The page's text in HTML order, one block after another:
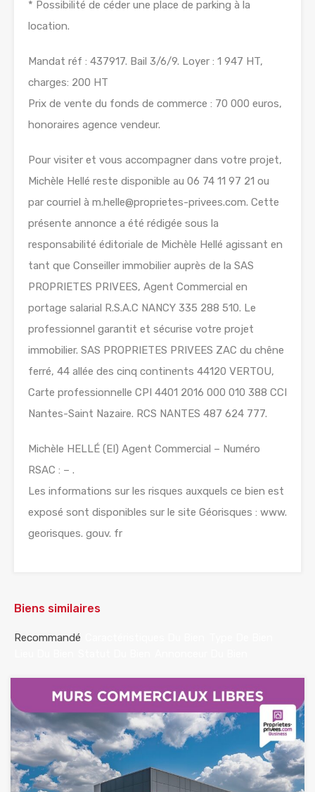
* Possibilité de céder une place de parking à la
location.
Mandat réf : 437917. Bail 3/6/9. Loyer : 1 947 HT,
charges: 200 HT
Prix de vente du fonds de commerce : 70 000 euros,
honoraires agence vendeur.
Pour visiter et vous accompagner dans votre projet,
Michèle Hellé reste disponible au 06 74 11 97 21 ou
par courriel à m.helle@proprietes-privees.com. Cette
présente annonce a été rédigée sous la
responsabilité éditoriale de Michèle Hellé agissant en
tant que Conseiller immobilier auprès de la SAS
PROPRIETES PRIVEES, Agent Commercial en
portage salarial R.S.A.C NANCY 335 288 510. Le
professionnel garantit et sécurise votre projet
immobilier. SAS PROPRIETES PRIVEES ZAC du chêne
ferré, 44 allée des cinq continents 44120 VERTOU,
Carte professionnelle CPI 4401 2016 000 010 388 CCI
Nantes-Saint Nazaire. RCS NANTES 487 624 777.
Michèle HELLÉ (EI) Agent Commercial – Numéro
RSAC : – .
Les informations sur les risques auxquels ce bien est
exposé sont disponibles sur le site Géorisques : www.
georisques. gouv. fr
Biens similaires
Recommandé